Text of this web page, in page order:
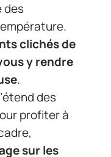
des
clichés de
y rendre
.
des
profiter à
sur les